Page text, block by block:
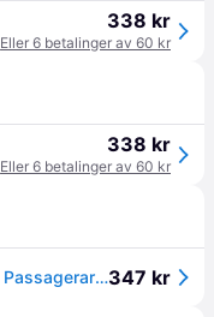
338 kr
Eller 6 betalinger av 60 kr
338 kr
Eller 6 betalinger av 60 kr
Flatblade-torkarblad, Fram, Förarsida, Passagerarsida BOSCH - audi, bmw, byd, honda, polestar, skoda, vw - OE 3AB 955 425, 3AB 955 426, 3AB 998 002347 kr